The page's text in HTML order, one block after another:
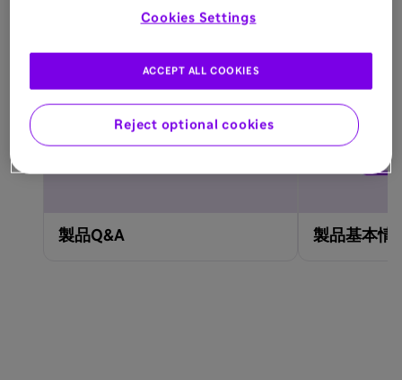
製品Q&A 製品基本情
Cookies Settings
Reject optional cookies
ACCEPT ALL COOKIES